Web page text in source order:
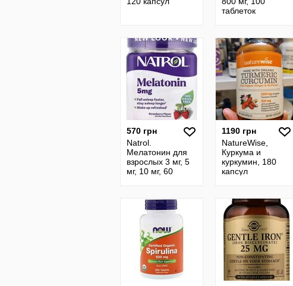
таблеток
570 грн
Natrol.
Мелатонин для
взрослых 3 мг, 5
мг, 10 мг, 60
Мелатонін для
дорослих. Сша
1190 грн
NatureWise,
Куркума и
куркумин, 180
капсул